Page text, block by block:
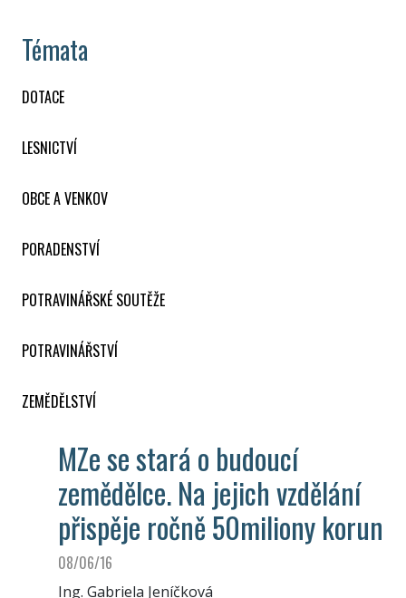
Témata
DOTACE
LESNICTVÍ
OBCE A VENKOV
PORADENSTVÍ
POTRAVINÁŘSKÉ SOUTĚŽE
POTRAVINÁŘSTVÍ
ZEMĚDĚLSTVÍ
MZe se stará o budoucí
zemědělce. Na jejich vzdělání
přispěje ročně 50miliony korun
08/06/16
Ing. Gabriela Jeníčková